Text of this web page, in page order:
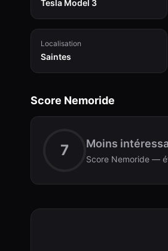
Tesla Model 3
Localisation
Saintes
Score Nemoride
7 Moins
Score Nemoride —